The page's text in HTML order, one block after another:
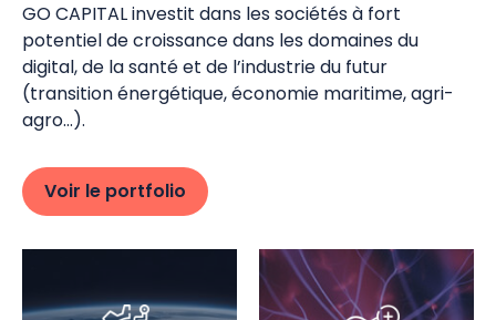
GO CAPITAL investit dans les sociétés à fort
potentiel de croissance dans les domaines du
digital, de la santé et de l’industrie du futur
(transition énergétique, économie maritime, agri-
agro…).
Voir le portfolio